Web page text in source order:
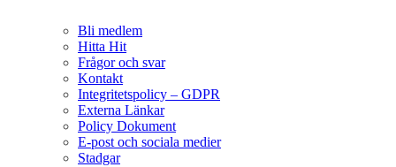
Bli medlem
Hitta Hit
Frågor och svar
Kontakt
Integritetspolicy – GDPR
Externa Länkar
Policy Dokument
E-post och sociala medier
Stadgar